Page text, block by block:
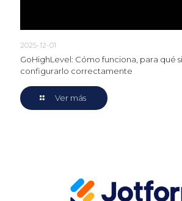
2025-12-01
GoHighLevel: Cómo funciona, para qué
configurarlo correctamente
Ver más